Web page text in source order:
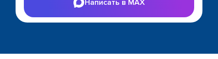
Написать в MAX